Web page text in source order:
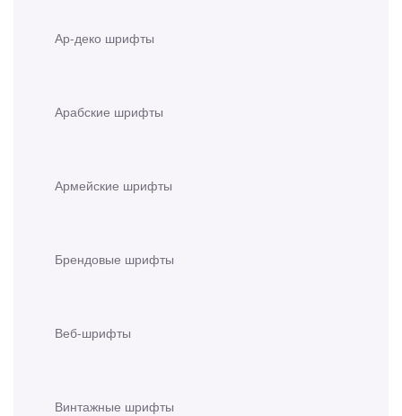
Ар-деко шрифты
Арабские шрифты
Армейские шрифты
Брендовые шрифты
Веб-шрифты
Винтажные шрифты